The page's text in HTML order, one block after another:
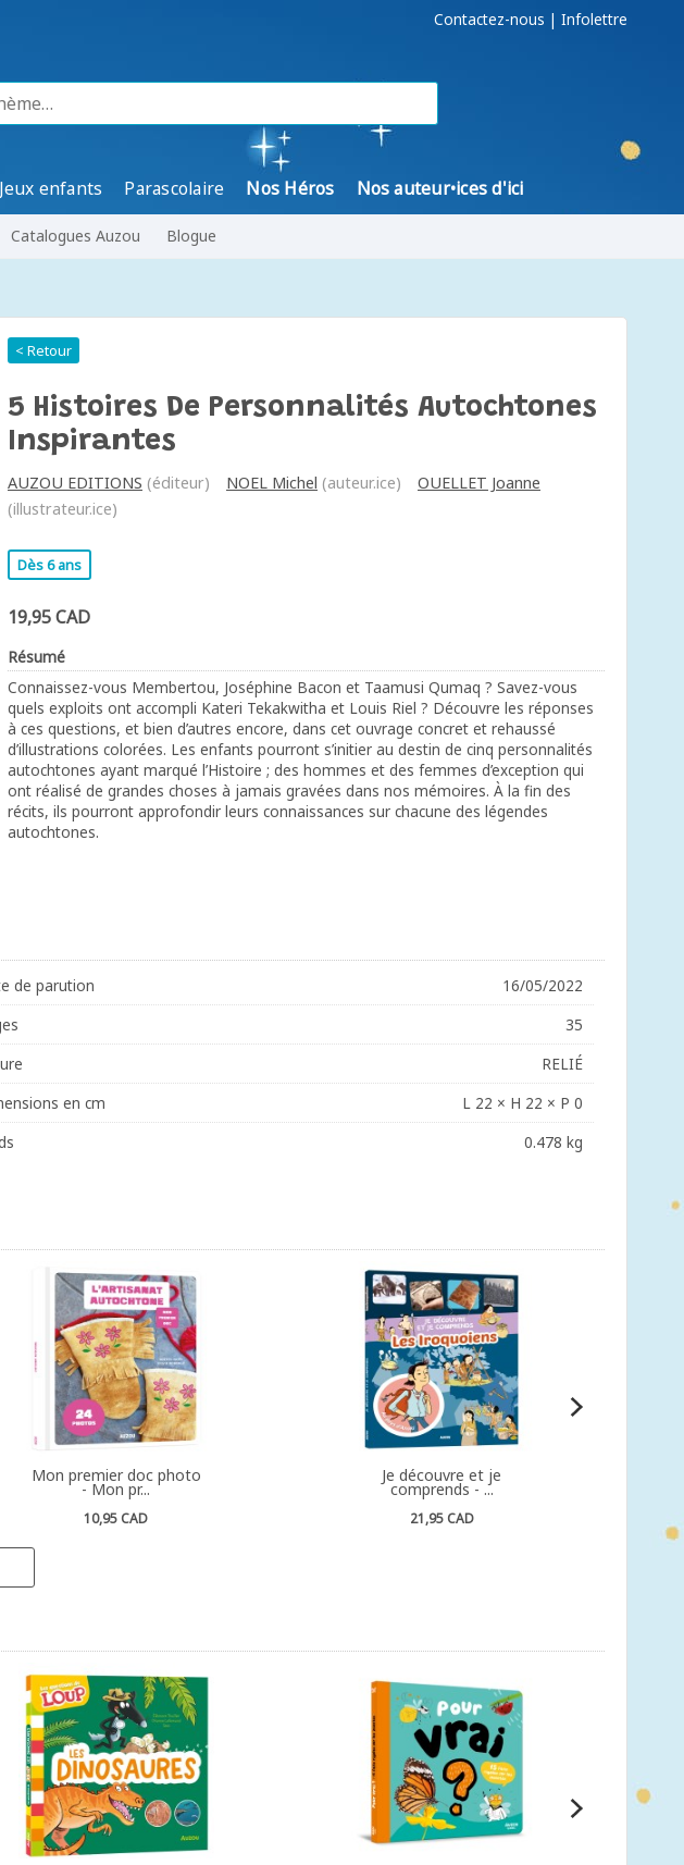
Contactez-nous | Infolettre
Jeux enfants Parascolaire Nos Héros Nos auteur•ices d'ici
Catalogues Auzou Blogue
< Retour
5 Histoires De Personnalités Autochtones
Inspirantes
AUZOU EDITIONS (éditeur) NOEL Michel (auteur.ice)
OUELLET Joanne
(illustrateur.ice)
Dès 6 ans
19,95 CAD
Résumé
Connaissez-vous Membertou, Joséphine Bacon et Taamusi Qumaq ? Savez-vous
quels exploits ont accompli Kateri Tekakwitha et Louis Riel ? Découvre les réponses
à ces questions, et bien d’autres encore, dans cet ouvrage concret et rehaussé
d’illustrations colorées. Les enfants pourront s’initier au destin de cinq personnalités
autochtones ayant marqué l’Histoire ; des hommes et des femmes d’exception qui
ont réalisé de grandes choses à jamais gravées dans nos mémoires. À la fin des
récits, ils pourront approfondir leurs connaissances sur chacune des légendes
autochtones.
de parution
16/05/2022
35
RELIÉ
en cm
L 22 × H 22 × P 0
0.478 kg
Mon premier doc photo
- Mon pr...
10,95 CAD
Je découvre et je
comprends - ...
21,95 CAD